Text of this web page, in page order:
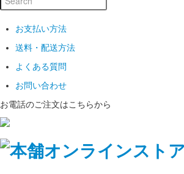
お支払い方法
送料・配送方法
よくある質問
お問い合わせ
お電話のご注文はこちらから